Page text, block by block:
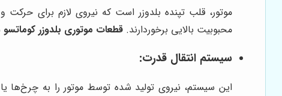
موتور، قلب تپنده بلدوزر است که نیروی لازم برای
محبوبیت بالایی برخوردارند. قطعات موتوری بلدوزر کوماتسو
سیستم انتقال قدرت:
این سیستم، نیروی تولید شده توسط موتور را به چرخ‌ها